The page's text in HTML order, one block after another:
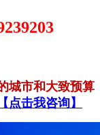
城市和大致预算
【点击我咨询】